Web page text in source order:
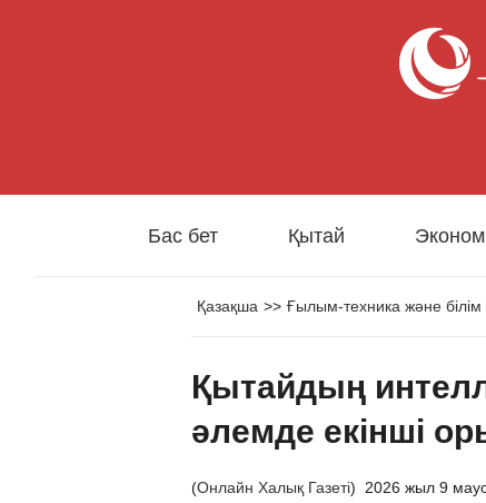
Бас бет Қытай
Қазақша >> Ғылым-техника және білім
Қытайдың
әлемде екінші
(Онлайн Халық Газеті) 2026 жыл 9